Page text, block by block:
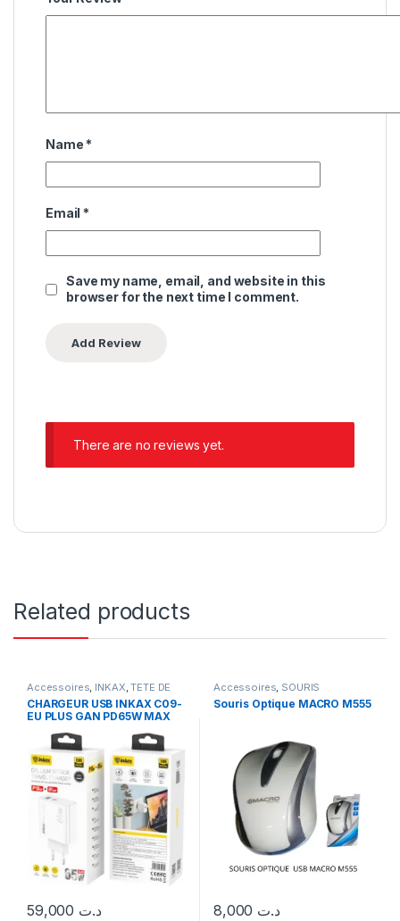
Name *
Email *
Save my name, email, and website in this
browser for the next time I comment.
There are no reviews yet.
Related products
Accessoires, INKAX,TETE DE
CHARGEUR
CHARGEUR USB INKAX C09-
EU PLUS GAN PD65W MAX
د.ت
Accessoires, SOURIS
Souris Optique MACRO M555
د.ت